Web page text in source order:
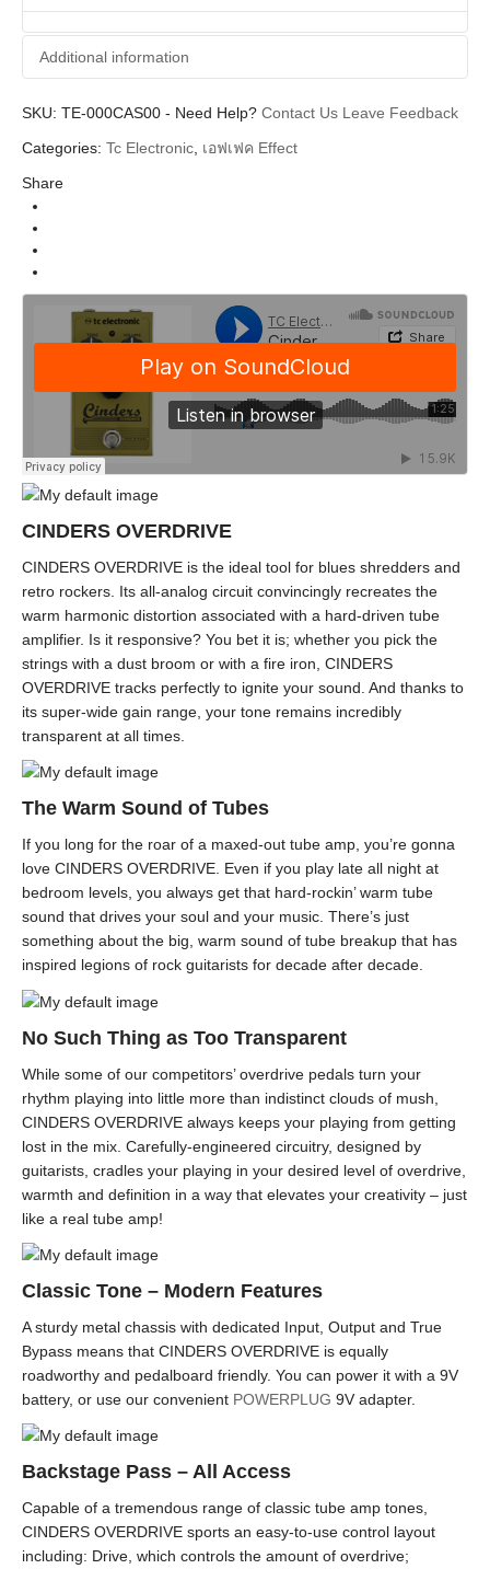
Additional information
Additional information
Brands Tc Eletronic
SKU: TE-000CAS00 - Need Help? Contact Us Leave Feedback
Categories: Tc Electronic เอฟเฟค Effect
Share
CINDERS OVERDRIVE
CINDERS OVERDRIVE is the ideal tool for blues shredders and
retro rockers. Its all-analog circuit convincingly recreates the
warm harmonic distortion associated with a hard-driven tube
amplifier. Is it responsive? You bet it is; whether you pick the
strings with a dust broom or with a fire iron, CINDERS
OVERDRIVE tracks perfectly to ignite your sound. And thanks to
its super-wide gain range, your tone remains incredibly
transparent at all times.
The Warm Sound of Tubes
If you long for the roar of a maxed-out tube amp, you’re gonna
love CINDERS OVERDRIVE. Even if you play late all night at
bedroom levels, you always get that hard-rockin’ warm tube
sound that drives your soul and your music. There’s just
something about the big, warm sound of tube breakup that has
inspired legions of rock guitarists for decade after decade.
No Such Thing as Too Transparent
While some of our competitors’ overdrive pedals turn your
rhythm playing into little more than indistinct clouds of mush,
CINDERS OVERDRIVE always keeps your playing from getting
lost in the mix. Carefully-engineered circuitry, designed by
guitarists, cradles your playing in your desired level of overdrive,
warmth and definition in a way that elevates your creativity – just
like a real tube amp!
Classic Tone – Modern Features
A sturdy metal chassis with dedicated Input, Output and True
Bypass means that CINDERS OVERDRIVE is equally
roadworthy and pedalboard friendly. You can power it with a 9V
battery, or use our convenient POWERPLUG 9V adapter.
Backstage Pass – All Access
Capable of a tremendous range of classic tube amp tones,
CINDERS OVERDRIVE sports an easy-to-use control layout
including: Drive, which controls the amount of overdrive;